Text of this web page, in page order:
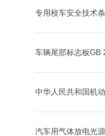
专用校车安全技术
车辆尾部标志板GB
中华人民共和国机
汽车用气体放电光